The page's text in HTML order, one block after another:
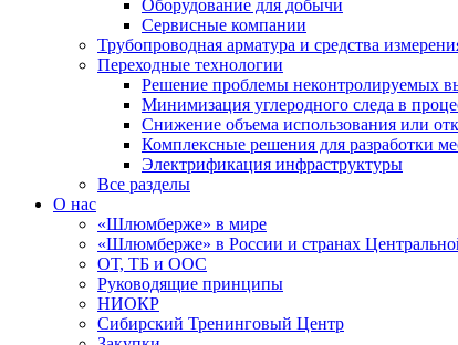
Оборудование для добычи
Сервисные компании
Трубопроводная арматура и средства
Переходные технологии
Решение проблемы неконтролируемых
Минимизация углеродного следа в
Снижение объема использования или
Комплексные решения для разработки
Электрификация инфраструктуры
Все разделы
О нас
«Шлюмберже» в мире
«Шлюмберже» в России и странах
ОТ, ТБ и ООС
Руководящие принципы
НИОКР
Сибирский Тренинговый Центр